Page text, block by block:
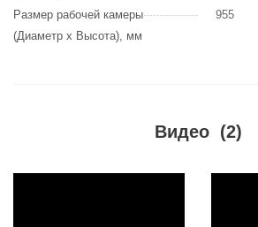
Размер рабочей камеры
(Диаметр х Высота), мм
955
Видео (2)